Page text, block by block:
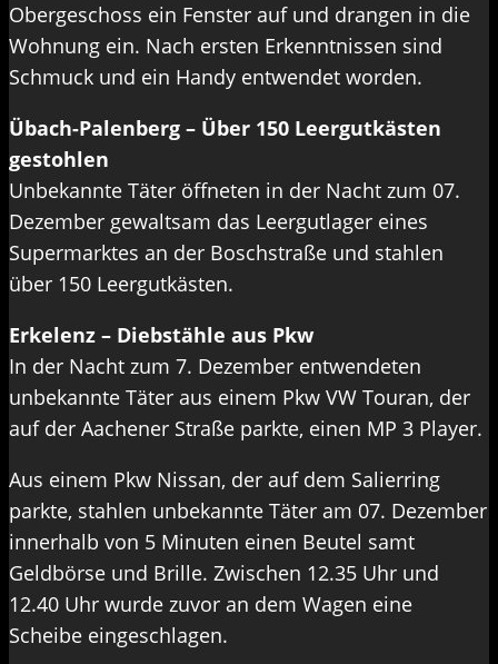
Obergeschoss ein Fenster auf und drangen in die
Wohnung ein. Nach ersten Erkenntnissen sind
Schmuck und ein Handy entwendet worden.
Übach-Palenberg – Über 150 Leergutkästen
gestohlen
Unbekannte Täter öffneten in der Nacht zum 07.
Dezember gewaltsam das Leergutlager eines
Supermarktes an der Boschstraße und stahlen
über 150 Leergutkästen.
Erkelenz – Diebstähle aus Pkw
In der Nacht zum 7. Dezember entwendeten
unbekannte Täter aus einem Pkw VW Touran, der
auf der Aachener Straße parkte, einen MP 3 Player.
Aus einem Pkw Nissan, der auf dem Salierring
parkte, stahlen unbekannte Täter am 07. Dezember
innerhalb von 5 Minuten einen Beutel samt
Geldbörse und Brille. Zwischen 12.35 Uhr und
12.40 Uhr wurde zuvor an dem Wagen eine
Scheibe eingeschlagen.